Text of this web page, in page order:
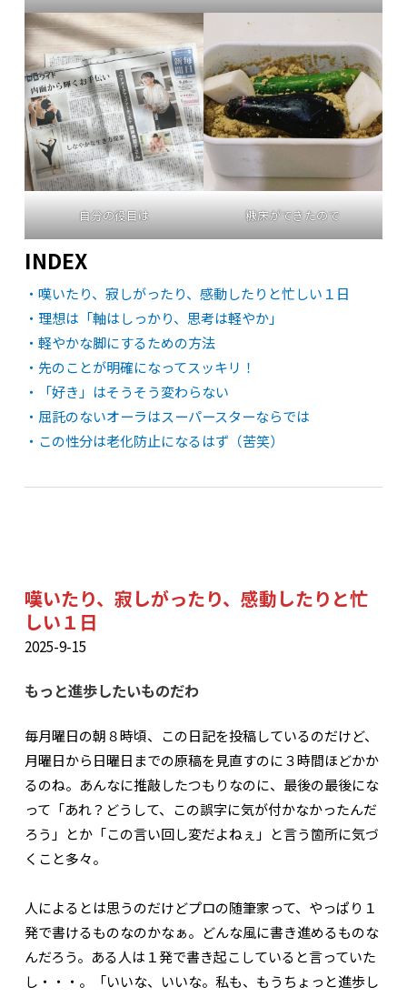
自分の役目は 糠床ができたので
INDEX
・嘆いたり、寂しがったり、感動したりと忙しい１日
・理想は「軸はしっかり、思考は軽やか」
・軽やかな脚にするための方法
・先のことが明確になってスッキリ！
・「好き」はそうそう変わらない
・屈託のないオーラはスーパースターならでは
・この性分は老化防止になるはず（苦笑）
嘆いたり、寂しがったり、感動したりと忙
しい１日
2025-9-15
もっと進歩したいものだわ
毎月曜日の朝８時頃、この日記を投稿しているのだけど、
月曜日から日曜日までの原稿を見直すのに３時間ほどかか
るのね。あんなに推敲したつもりなのに、最後の最後にな
って「あれ？どうして、この誤字に気が付かなかったんだ
ろう」とか「この言い回し変だよねぇ」と言う箇所に気づ
くこと多々。
人によるとは思うのだけどプロの随筆家って、やっぱり１
発で書けるものなのかなぁ。どんな風に書き進めるものな
んだろう。ある人は１発で書き起こしていると言っていた
し・・・。「いいな、いいな。私も、もうちょっと進歩し